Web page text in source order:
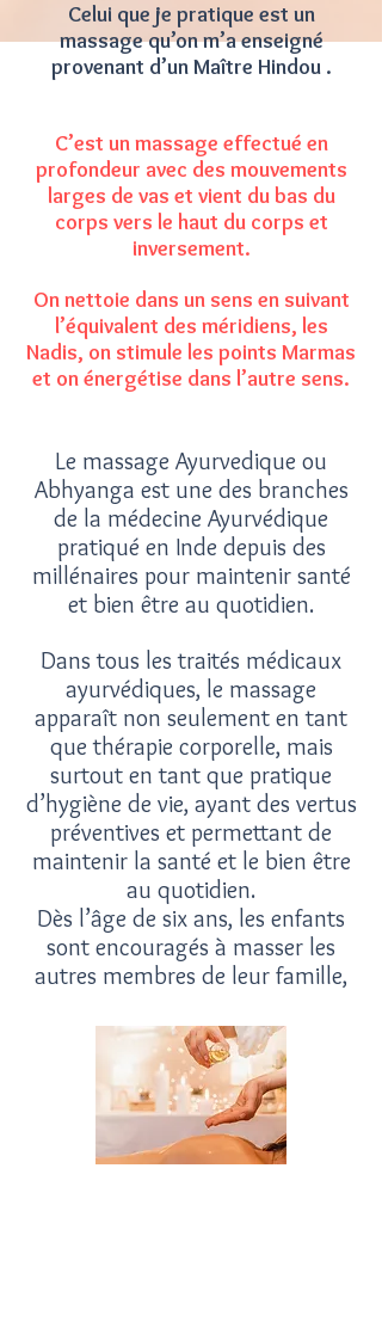
Celui que je pratique est un
massage qu’on m’a enseigné
provenant d’un Maître Hindou .
C’est un massage effectué en
profondeur avec des mouvements
larges de vas et vient du bas du
corps vers le haut du corps et
inversement.
On nettoie dans un sens en suivant
l’équivalent des méridiens, les
Nadis, on stimule les points Marmas
et on énergétise dans l’autre sens.
Le massage Ayurvedique ou
Abhyanga est une des branches
de la médecine Ayurvédique
pratiqué en Inde depuis des
millénaires pour maintenir santé
et bien être au quotidien.
Dans tous les traités médicaux
ayurvédiques, le massage
apparaît non seulement en tant
que thérapie corporelle, mais
surtout en tant que pratique
d’hygiène de vie, ayant des vertus
préventives et permettant de
maintenir la santé et le bien être
au quotidien.
Dès l’âge de six ans, les enfants
sont encouragés à masser les
autres membres de leur famille,